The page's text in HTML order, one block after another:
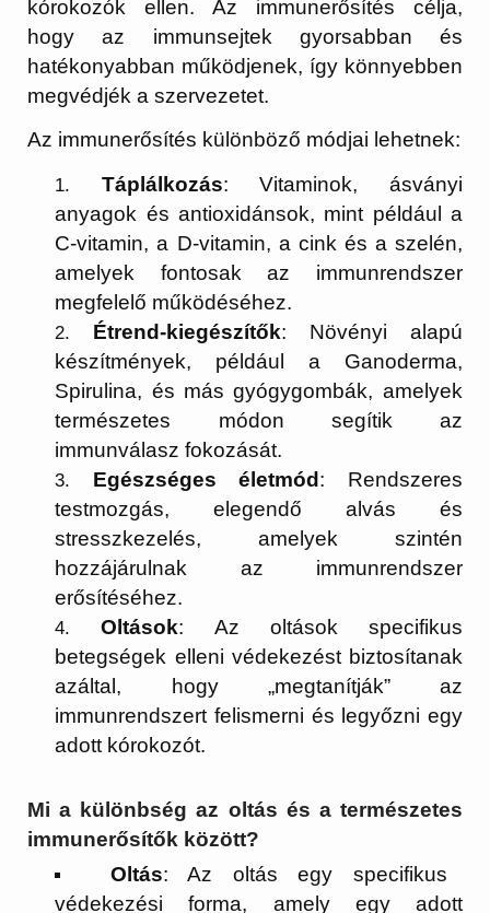
kórokozók ellen. Az immunerősítés célja,
hogy az immunsejtek gyorsabban és
hatékonyabban működjenek, így könnyebben
megvédjék a szervezetet.
Az immunerősítés különböző módjai lehetnek:
Táplálkozás: Vitaminok, ásványi
anyagok és antioxidánsok, mint például a
C-vitamin, a D-vitamin, a cink és a szelén,
amelyek fontosak az immunrendszer
megfelelő működéséhez.
Étrend-kiegészítők: Növényi alapú
készítmények, például a Ganoderma,
Spirulina, és más gyógygombák, amelyek
természetes módon segítik az
immunválasz fokozását.
Egészséges életmód: Rendszeres
testmozgás, elegendő alvás és
stresszkezelés, amelyek szintén
hozzájárulnak az immunrendszer
erősítéséhez.
Oltások: Az oltások specifikus
betegségek elleni védekezést biztosítanak
azáltal, hogy „megtanítják” az
immunrendszert felismerni és legyőzni egy
adott kórokozót.
Mi a különbség az oltás és a természetes
immunerősítők között?
Oltás: Az oltás egy specifikus
védekezési forma, amely egy adott